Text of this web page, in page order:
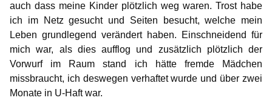
Takeru
auch dass meine Kinder plötzlich weg waren. Trost habe
ich im Netz gesucht und Seiten besucht, welche mein
Leben grundlegend verändert haben. Einschneidend für
mich war, als dies aufflog und zusätzlich plötzlich der
Vorwurf im Raum stand ich hätte fremde Mädchen
missbraucht, ich deswegen verhaftet wurde und über zwei
Monate in U-Haft war.